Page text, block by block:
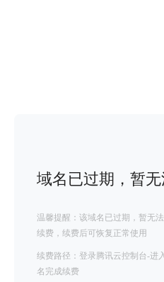
域名已过期，暂
温馨提醒：该域名已过期，暂无
续费，续费后可恢复正常使用
续费路径：登录腾讯云控制台-进
名完成续费